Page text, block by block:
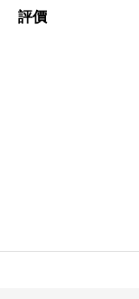
評價